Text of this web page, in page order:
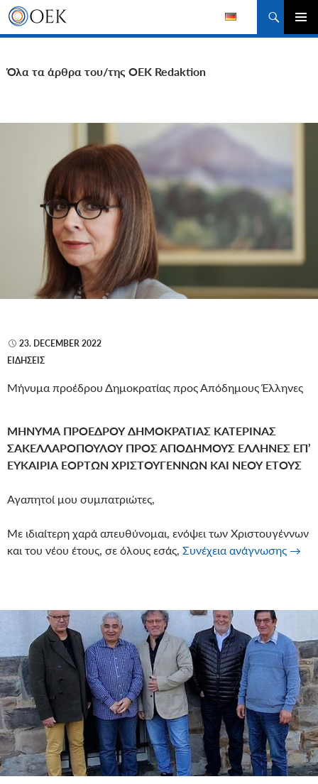
Αναζήτηση
ΚΎΡΙΟ
ΜΕΤΆΒΑΣΗ
Όλα τα άρθρα του/της OEK Redaktion
23. DECEMBER 2022
ΕΙΔΉΣΕΙΣ
Μήνυμα προέδρου Δημοκρατίας προς Απόδημους Έλληνες
ΜΗΝΥΜΑ ΠΡΟΕΔΡΟΥ ΔΗΜΟΚΡΑΤΙΑΣ ΚΑΤΕΡΙΝΑΣ
ΣΑΚΕΛΛΑΡΟΠΟΥΛΟΥ ΠΡΟΣ ΑΠΟΔΗΜΟΥΣ ΕΛΛΗΝΕΣ ΕΠ’
ΕΥΚΑΙΡΙΑ ΕΟΡΤΩΝ ΧΡΙΣΤΟΥΓΕΝΝΩΝ ΚΑΙ ΝΕΟΥ ΕΤΟΥΣ
Αγαπητοί μου συμπατριώτες,
Με ιδιαίτερη χαρά απευθύνομαι, ενόψει των Χριστουγέννων
και του νέου έτους, σε όλους εσάς, Συνέχεια ανάγνωσης →